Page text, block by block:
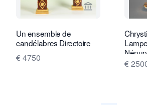
Voir la page
Un ensemble de
candélabres Directoire
€ 4750
€